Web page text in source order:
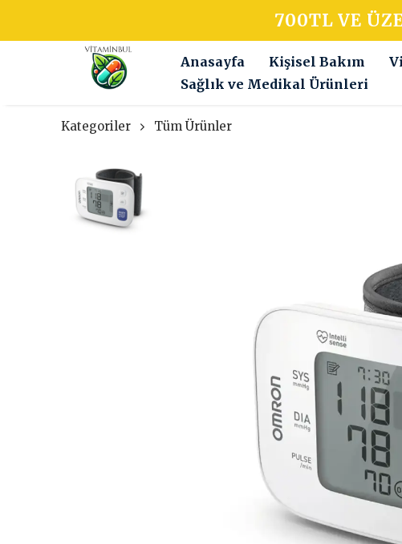
700TL VE
Anasayfa Kişisel Bakım
Sağlık ve Medikal Ürünleri
Kategoriler Tüm Ürünler